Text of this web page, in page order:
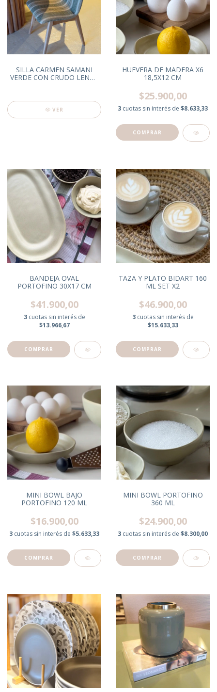
SILLA CARMEN SAMANI
VERDE CON CRUDO LENGA
VER
HUEVERA DE MADERA X6
18,5X12 CM
$25.900,00
3 cuotas sin interés de $8.633,33
BANDEJA OVAL
PORTOFINO 30X17 CM
$41.900,00
3 cuotas sin interés de
$13.966,67
TAZA Y PLATO BIDART 160
ML SET X2
$46.900,00
3 cuotas sin interés de
$15.633,33
MINI BOWL BAJO
PORTOFINO 120 ML
$16.900,00
3 cuotas sin interés de $5.633,33
MINI BOWL PORTOFINO
360 ML
$24.900,00
3 cuotas sin interés de $8.300,00